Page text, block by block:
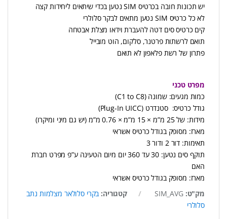
יש תכונות חובה בכרטיס SIM נטען בכדי שיתאים ליחידות קצה
לא כל כרטיס SIM נטען מתאים לבקר סלולרי
קים כרטיס סים דטה להעברת וידאו מצלת אבטחה
תואם לרשתות פרטנר, סלקום, הוט מובייל
פתרון של רשת פלאפון לא תואם
מפרט טכני
כמות מגעים: שמונה (C1 to C8)
גודל כרטיס: סטנדרט (Plug-In UICC)
מידות: של 25 מ”מ × 15 מ”מ × 0.76 מ”מ (יש גם מיני ומיקרו)
מארז: מסופק בגודל כרטיס אשראי
תאימות: דור 2 ודור 3
תוקף סים נטען: 30 עד 360 יום מיום הטעינה ע”פ מפרט חברת
האם
מארז: מסופק בגודל כרטיס אשראי
מק"ט: SIM_AVG קטגוריה: בקרי סלולאר מצלמות נתב
סלולרי